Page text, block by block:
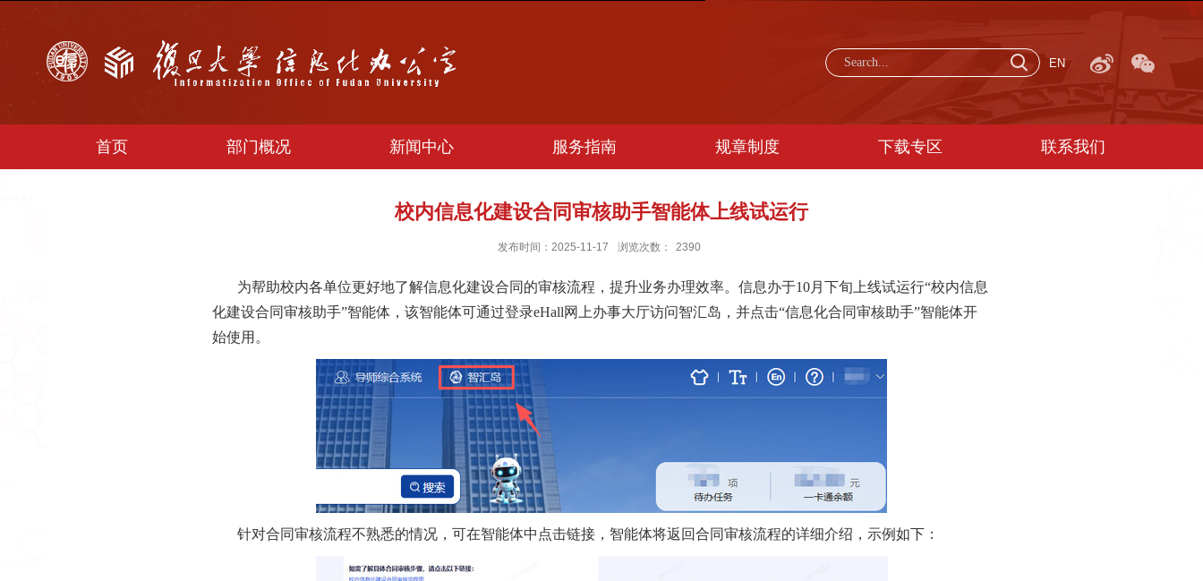
EN
首页 部门概况 新闻中心 服务指南 规章制度 下载专区 联系我们
校内信息化建设合同审核助手智能体上线试运行
发布时间：2025-11-17 浏览次数： 2390
为帮助校内各单位更好地了解信息化建设合同的审核流程，提升业务办理效率。信息办于10月下旬上线试运行“校内信息
化建设合同审核助手”智能体，该智能体可通过登录eHall网上办事大厅访问智汇岛 ， 并点击“信息化合同审核助手”智能体开
始使用。
针对合同审核流程不熟悉的情况，可在智能体中点击链接，智能体将返回合同审核流程的详细介绍，示例如下：